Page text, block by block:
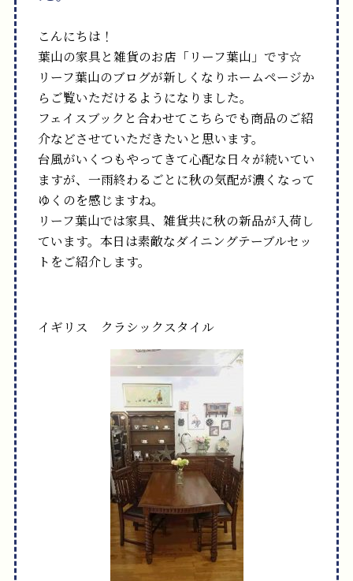
こんにちは！
葉山の家具と雑貨のお店「リーフ葉山」です☆
リーフ葉山のブログが新しくなりホームページか
らご覧いただけるようになりました。
フェイスブックと合わせてこちらでも商品のご紹
介などさせていただきたいと思います。
台風がいくつもやってきて心配な日々が続いてい
ますが、一雨終わるごとに秋の気配が濃くなって
ゆくのを感じますね。
リーフ葉山では家具、雑貨共に秋の新品が入荷し
ています。本日は素敵なダイニングテーブルセッ
トをご紹介します。
イギリス クラシックスタイル